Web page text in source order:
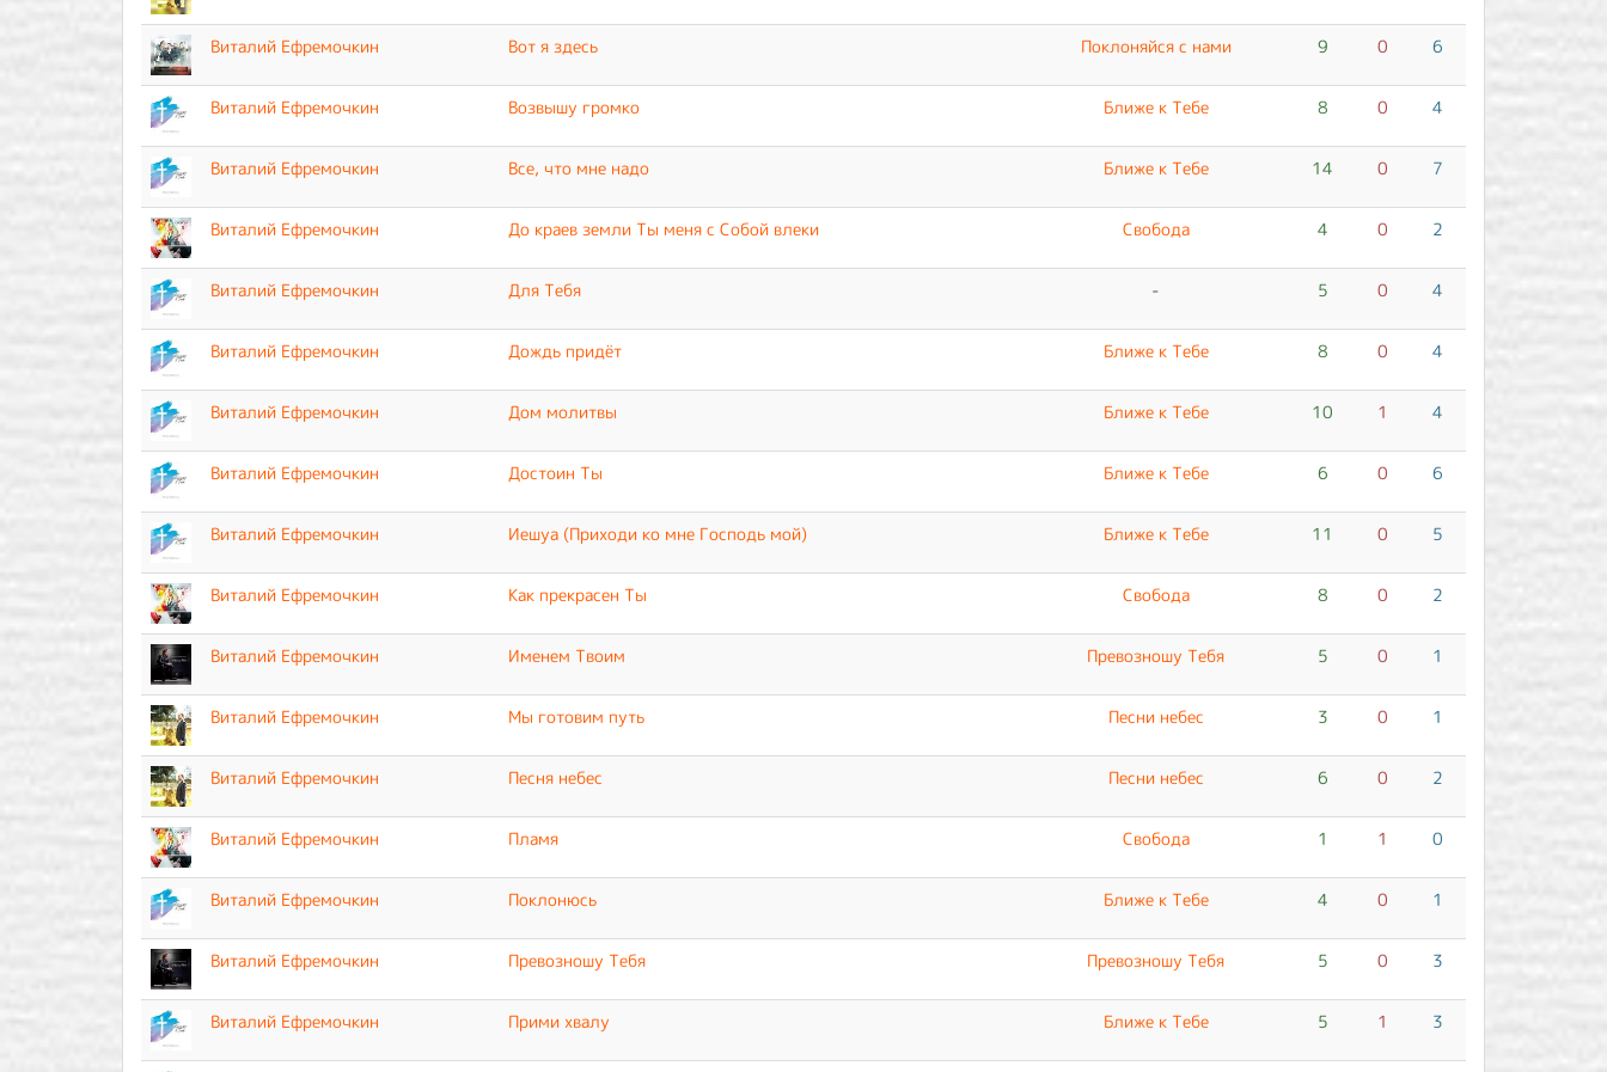
Виталий Ефремочкин Вот я здесь Поклоняйся с нами 9 0 6
Виталий Ефремочкин Возвышу громко Ближе к Тебе 8 0 4
Виталий Ефремочкин Все, что мне надо Ближе к Тебе 14 0 7
Виталий Ефремочкин До краев земли Ты меня с Собой влеки Свобода 4 0 2
Виталий Ефремочкин Для Тебя - 5 0 4
Виталий Ефремочкин Дождь придёт Ближе к Тебе 8 0 4
Виталий Ефремочкин Дом молитвы Ближе к Тебе 10 1 4
Виталий Ефремочкин Достоин Ты Ближе к Тебе 6 0 6
Виталий Ефремочкин Иешуа (Приходи ко мне Господь мой) Ближе к Тебе 11 0 5
Виталий Ефремочкин Как прекрасен Ты Свобода 8 0 2
Виталий Ефремочкин Именем Твоим Превозношу Тебя 5 0 1
Виталий Ефремочкин Мы готовим путь Песни небес 3 0 1
Виталий Ефремочкин Песня небес Песни небес 6 0 2
Виталий Ефремочкин Пламя Свобода 1 1 0
Виталий Ефремочкин Поклонюсь Ближе к Тебе 4 0 1
Виталий Ефремочкин Превозношу Тебя Превозношу Тебя 5 0 3
Виталий Ефремочкин Прими хвалу Ближе к Тебе 5 1 3